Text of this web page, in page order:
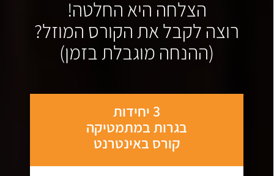
הצלחה היא החלטה!
רוצה לקבל את הקורס המוזל?
(ההנחה מוגבלת בזמן)
3 יחידות
בגרות במתמטיקה
קורס באינטרנט